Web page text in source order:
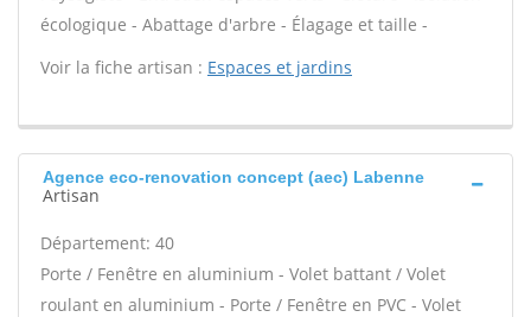
écologique - Abattage d'arbre - Élagage et taille -
Voir la fiche artisan : Espaces et jardins
Agence eco-renovation concept (aec) Labenne
Artisan
Département: 40
Porte / Fenêtre en aluminium - Volet battant / Volet
roulant en aluminium - Porte / Fenêtre en PVC - Volet